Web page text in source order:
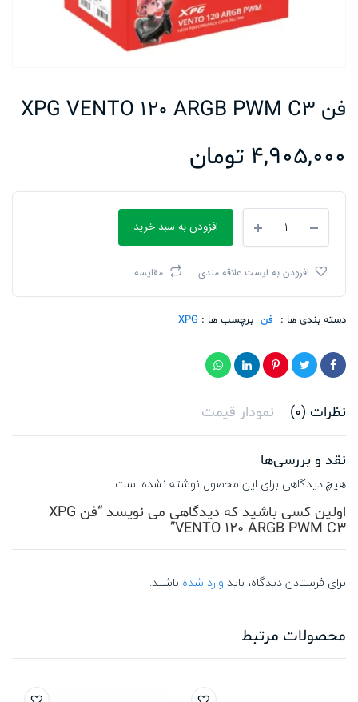
فن XPG VENTO 120 ARGB PWM C3
4,905,000 تومان
XPG
VENTO
ARGB
تعداد
افزودن به سبد خرید
افزودن به لیست علاقه مندی مقایسه
دسته بندی ها : فن برچسب ها : XPG
نظرات (0) نمودار قیمت
نقد و بررسی‌ها
هیچ دیدگاهی برای این محصول نوشته نشده است.
اولین کسی باشید که دیدگاهی می نویسد “فن XPG
VENTO 120 ARGB PWM C3”
برای فرستادن دیدگاه، باید وارد شده باشید.
محصولات مرتبط